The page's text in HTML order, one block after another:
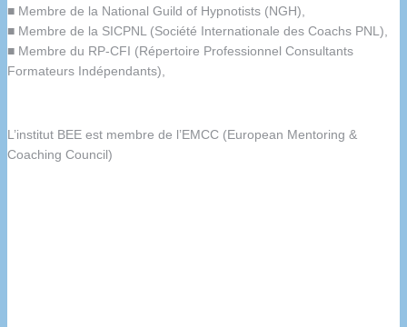
■ Membre de la National Guild of Hypnotists (NGH),
■ Membre de la SICPNL (Société Internationale des Coachs PNL),
■ Membre du RP-CFI (Répertoire Professionnel Consultants
Formateurs Indépendants),
L’institut BEE est membre de l’EMCC (European Mentoring &
Coaching Council)